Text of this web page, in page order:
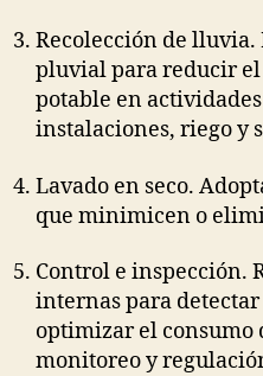
Recolección de
pluvial para reducir el
potable en
instalaciones, riego y
Lavado en seco.
que minimicen o
Control e inspección.
internas para
optimizar el consumo
monitoreo y